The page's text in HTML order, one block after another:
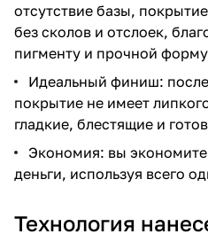
отсутствие базы,
без сколов и отслоек,
пигменту и прочной
Идеальный финиш:
покрытие не имеет
гладкие, блестящие и
Экономия: вы
деньги, используя всего
Технология